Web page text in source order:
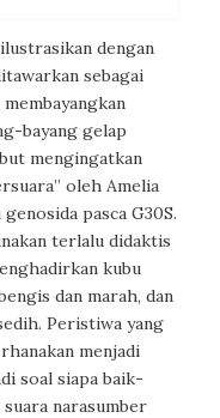
dengan
sebagai
bayang gelap
mengingatkan
oleh Amelia
pasca G30S.
terlalu didaktis
kubu
dan marah, dan
Peristiwa yang
menjadi
soal siapa baik-
narasumber